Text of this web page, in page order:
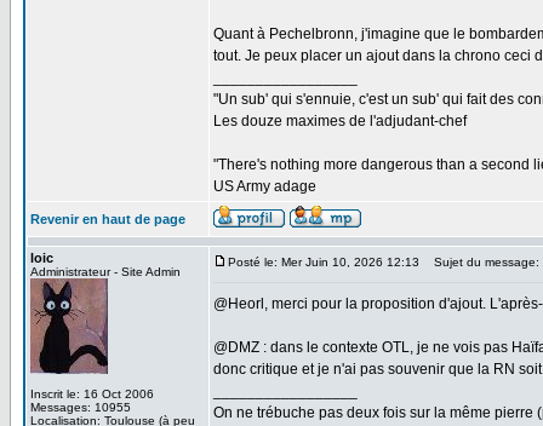
Quant à Pechelbronn, j'imagine que le
tout. Je peux placer un ajout dans la chrono ceci
"Un sub' qui s'ennuie, c'est un sub' qui fait des
Les douze maximes de l'adjudant-chef
"There's nothing more dangerous than a second
US Army adage
Revenir en haut de page
loic
Administrateur - Site Admin
Inscrit le: 16 Oct 2006
Messages: 10955
Localisation: Toulouse (à peu
Posté le: Mer Juin 10, 2026 12:13 Sujet du message:
@Heorl, merci pour la proposition d'ajout.
@DMZ : dans le contexte OTL, je ne vois pas
donc critique et je n'ai pas souvenir que la RN
On ne trébuche pas deux fois sur la même pierre